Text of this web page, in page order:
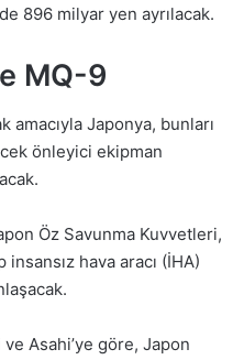
896 milyar yen ayrılacak.
MQ-9
amacıyla Japonya, bunları
önleyici ekipman
Öz Savunma Kuvvetleri,
hava aracı (İHA)
Asahi’ye göre, Japon